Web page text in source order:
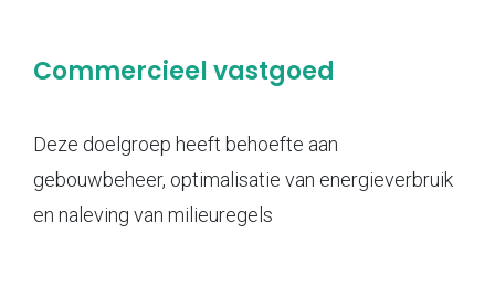
Commercieel vastgoed
Deze doelgroep heeft behoefte aan
gebouwbeheer, optimalisatie van energieverbruik
en naleving van milieuregels